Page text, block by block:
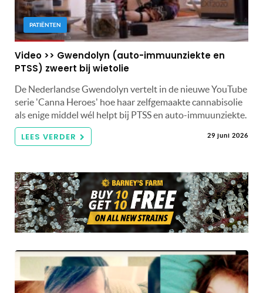
PATIËNTEN
Video >> Gwendolyn (auto-immuunziekte en
PTSS) zweert bij wietolie
De Nederlandse Gwendolyn vertelt in de nieuwe YouTube
serie 'Canna Heroes' hoe haar zelfgemaakte cannabisolie
als enige middel wél helpt bij PTSS en auto-immuunziekte.
LEES VERDER 29 juni 2026